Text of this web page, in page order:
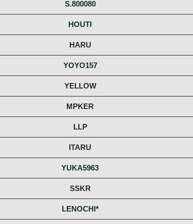
S.800080
HOUTI
HARU
YOYO157
YELLOW
MPKER
LLP
ITARU
YUKA5963
SSKR
LENOCHI*